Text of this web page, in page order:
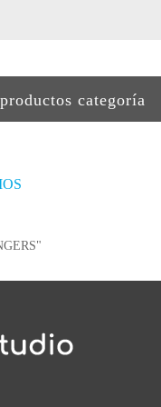
categoría